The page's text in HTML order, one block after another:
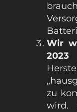
Wir
2023
zu
wird.